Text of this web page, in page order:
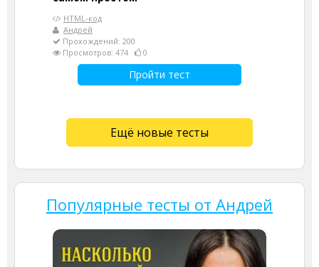
HTML-код
Андрей
Прохождений: 200
Просмотров: 474
0
Пройти тест
Ещё новые тесты
Популярные тесты от Андрей